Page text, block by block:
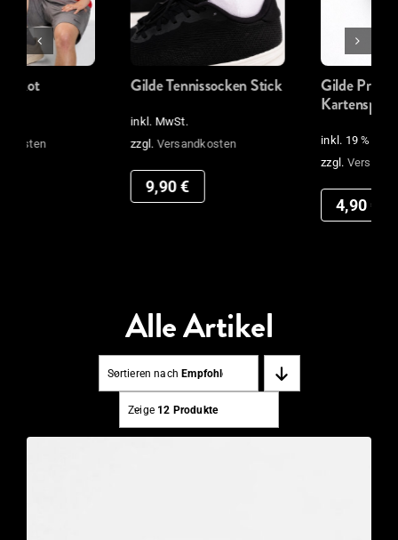
Gilde Tennissocken Stick
zzgl.
Versandkosten
Gilde Prost das
inkl. 19 % MwSt.
Versandkosten
Alle Artikel
Sortieren nachEmpfohlen
Zeige 12 Produkte